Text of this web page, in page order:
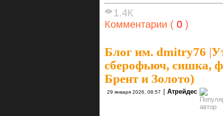
1.4К
Комментарии ( 0 )
Блог им. dmitry76 |
сберофьюч, сишка,
Брент и Золото)
29 января 2026, 08:57 | Атрейдес